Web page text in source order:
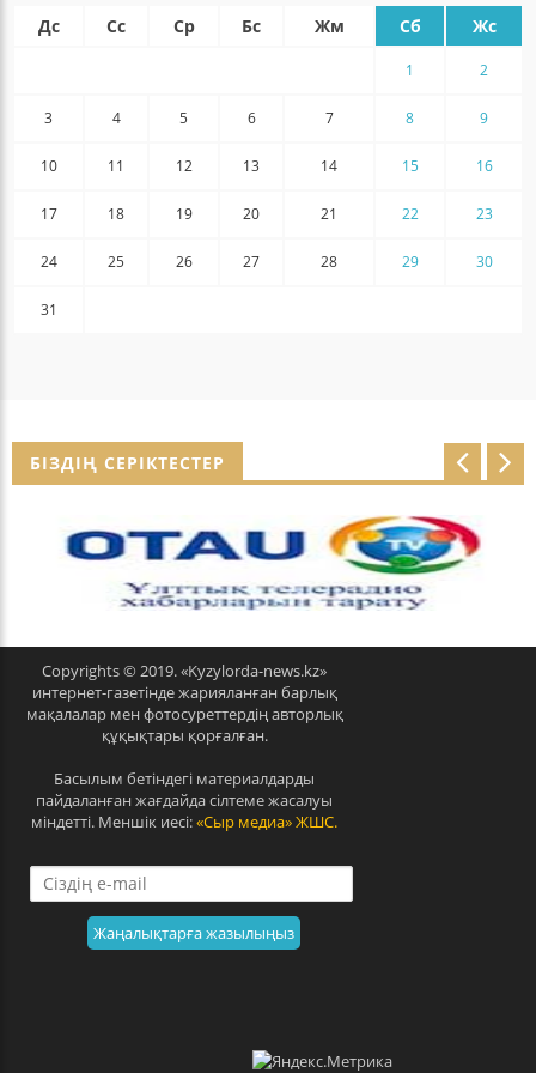
Дс Сс Ср Бс Жм Сб Жс
1 2
3 4 5 6 7 8 9
10 11 12 13 14 15 16
17 18 19 20 21 22 23
24 25 26 27 28 29 30
31
БІЗДІҢ СЕРІКТЕСТЕР
r
e
Copyrights © 2019. «Kyzylorda-news.kz»
интернет-газетінде жарияланған барлық
мақалалар мен фотосуреттердің авторлық
құқықтары қорғалған.
Басылым бетіндегі материалдарды
пайдаланған жағдайда сілтеме жасалуы
міндетті. Меншік иесі:«Сыр медиа» ЖШС.